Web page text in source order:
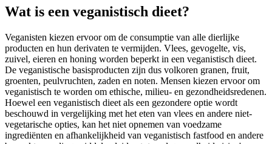
Wat is een veganistisch dieet?
Veganisten kiezen ervoor om de consumptie van alle dierlijke
producten en hun derivaten te vermijden. Vlees, gevogelte, vis,
zuivel, eieren en honing worden beperkt in een veganistisch dieet.
De veganistische basisproducten zijn dus volkoren granen, fruit,
groenten, peulvruchten, zaden en noten. Mensen kiezen ervoor om
veganistisch te worden om ethische, milieu- en gezondheidsredenen.
Hoewel een veganistisch dieet als een gezondere optie wordt
beschouwd in vergelijking met het eten van vlees en andere niet-
vegetarische opties, kan het niet opnemen van voedzame
ingrediënten en afhankelijkheid van veganistisch fastfood en andere